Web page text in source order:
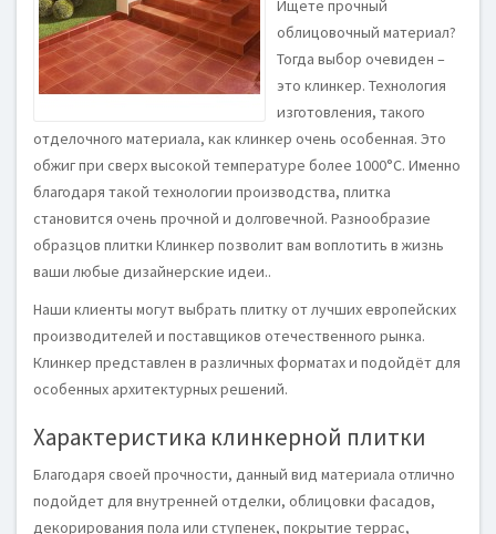
Ищете прочный
облицовочный материал?
Тогда выбор очевиден –
это клинкер. Технология
изготовления, такого
отделочного материала, как клинкер очень особенная. Это
обжиг при сверх высокой температуре более 1000°С. Именно
благодаря такой технологии производства, плитка
становится очень прочной и долговечной. Разнообразие
образцов плитки Клинкер позволит вам воплотить в жизнь
ваши любые дизайнерские идеи..
Наши клиенты могут выбрать плитку от лучших европейских
производителей и поставщиков отечественного рынка.
Клинкер представлен в различных форматах и подойдёт для
особенных архитектурных решений.
Характеристика клинкерной плитки
Благодаря своей прочности, данный вид материала отлично
подойдет для внутренней отделки, облицовки фасадов,
декорирования пола или ступенек, покрытие террас,